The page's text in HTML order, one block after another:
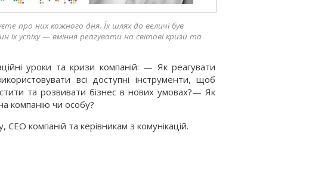
про них кожного дня. Їх шлях до величі був
успіху — вміння реагувати на світові кризи та
уроки та кризи компаній: — Як реагувати
всі доступні інструменти, щоб
та розвивати бізнес в нових умовах?— Як
компанію чи особу?
компаній та керівникам з комунікацій.